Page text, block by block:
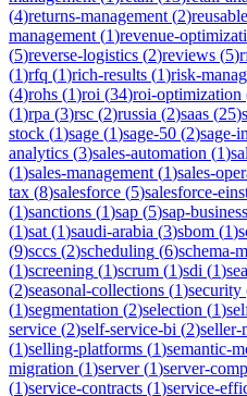
(4)returns-management (2)
management (1)revenue-
(5)reverse-logistics (2)reviews (5)
(1)rfq (1)rich-results (1)risk-
(4)rohs (1)roi (34)roi-optimization
(1)rpa (3)rsc (2)russia (2)saas (25)
stock (1)sage (1)sage-50 (2)sage-
analytics (3)sales-automation (1)
(1)sales-management (1)sales-
tax (8)salesforce (5)salesforce-
(1)sanctions (1)sap (5)sap-
(1)sat (1)saudi-arabia (3)sbom (1)
(9)sccs (2)scheduling (6)schema-
(1)screening (1)scrum (1)sdi (1)
(2)seasonal-collections (1)security
(1)segmentation (2)selection (1)
service (2)self-service-bi (2)seller-
(1)selling-platforms (1)semantic-
migration (1)server(1)server-
(1)service-contracts (1)service-